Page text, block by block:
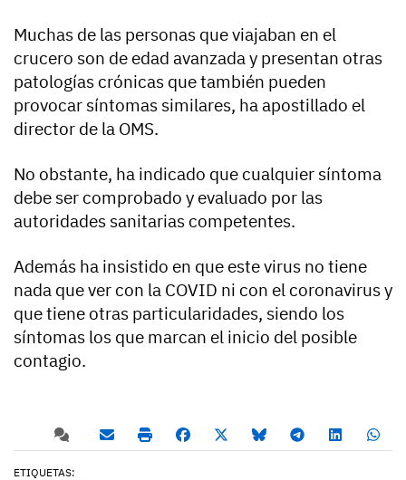
Muchas de las personas que viajaban en el
crucero son de edad avanzada y presentan otras
patologías crónicas que también pueden
provocar síntomas similares, ha apostillado el
director de la OMS.
No obstante, ha indicado que cualquier síntoma
debe ser comprobado y evaluado por las
autoridades sanitarias competentes.
Además ha insistido en que este virus no tiene
nada que ver con la COVID ni con el coronavirus y
que tiene otras particularidades, siendo los
síntomas los que marcan el inicio del posible
contagio.
ETIQUETAS: